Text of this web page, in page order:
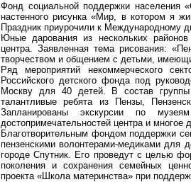
Фонд социальной поддержки населения
настенного рисунка «Мир, в котором я
Праздник приурочили к Международному
Юные дарования из нескольких
центра. Заявленная тема рисования:
творчеством и общением с детьми,
Ряд мероприятий некоммерческого
Российского детского фонда под
Москву для 40 детей. В состав
талантливые ребята из Пензы,
Запланированы экскурсии по
достопримечательностей центра и многое
Благотворительным фондом поддержки
пензенскими волонтерами-медиками для
городе Спутник. Его проведут с целью
поколения и сохранения семейных
проекта «Школа материнства» при